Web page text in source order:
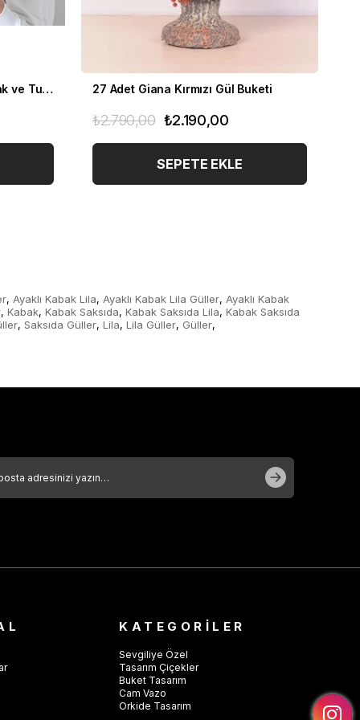
SEO Teknik Detayları (Arama Motoru
Optimizasyonu):
Ayaklı Kabak Saksıda Lila Gül
Meta Açıklaması (Description): Şık ayaklı kabak
sürpriz yapın. Modern ve dekoratif çiçek
Gold Saksıda Turuncu Çardak ve Turuncu Gerbera 27 Adet Giana Kırmızı Gül Buketi
₺2.190,00
₺2.790,00
SEPETE EKLE
, Ayaklı Kabak Lila, Ayaklı Kabak Lila Güller, Ayaklı Kabak
, Kabak, Kabak Saksıda, Kabak Saksıda Lila, Kabak Saksıda
, Saksıda Güller, Lila, Lila Güller, Güller,
KATEGORİLER
Sevgiliye Özel
Tasarım Çiçekler
Buket Tasarım
Cam Vazo
Orkide Tasarım